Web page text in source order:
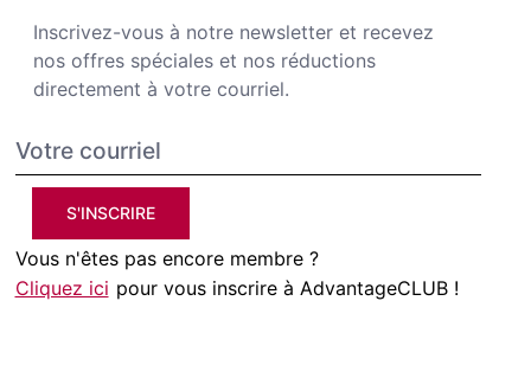
Inscrivez-vous à notre newsletter et recevez
nos offres spéciales et nos réductions
directement à votre courriel.
S'INSCRIRE
Vous n'êtes pas encore membre ?
Cliquez ici pour vous inscrire à AdvantageCLUB !